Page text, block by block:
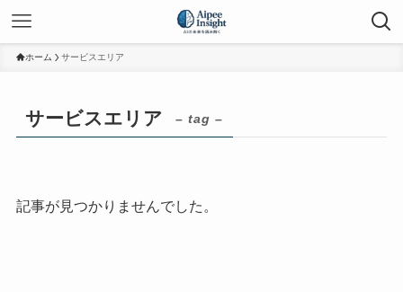
ホーム サービスエリア
サービスエリア – tag –
記事が見つかりませんでした。